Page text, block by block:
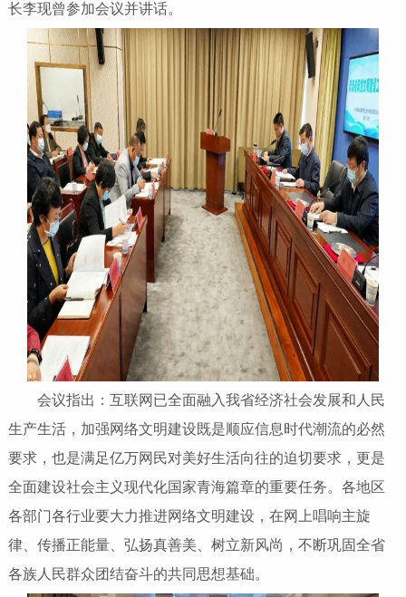
长李现曾参加会议并讲话。
会议指出：互联网已全面融入我省经济社会发展和人民
生产生活，加强网络文明建设既是顺应信息时代潮流的必然
要求，也是满足亿万网民对美好生活向往的迫切要求，更是
全面建设社会主义现代化国家青海篇章的重要任务。各地区
各部门各行业要大力推进网络文明建设，在网上唱响主旋
律、传播正能量、弘扬真善美、树立新风尚，不断巩固全省
各族人民群众团结奋斗的共同思想基础。